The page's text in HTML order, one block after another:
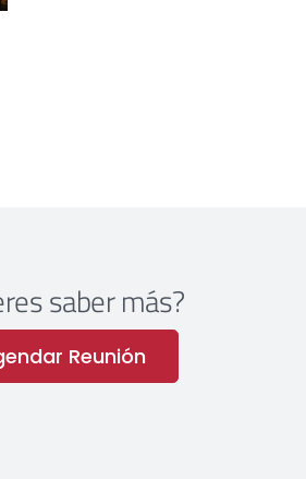
saber más?
Reunión